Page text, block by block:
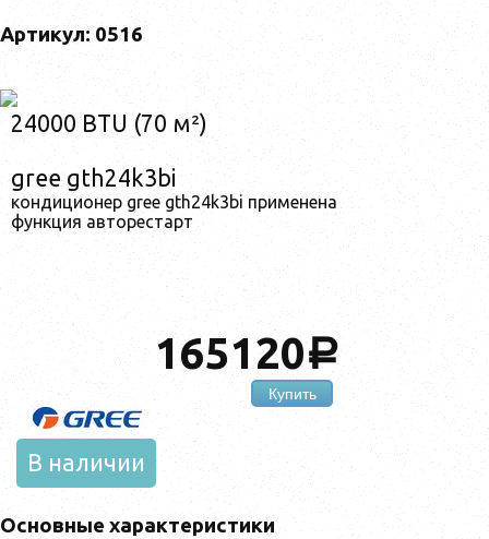
Артикул: 0516
24000 BTU (70 м²)
gree gth24k3bi
кондиционер gree gth24k3bi применена
функция авторестарт
165120a
Купить
В наличии
Основные характеристики